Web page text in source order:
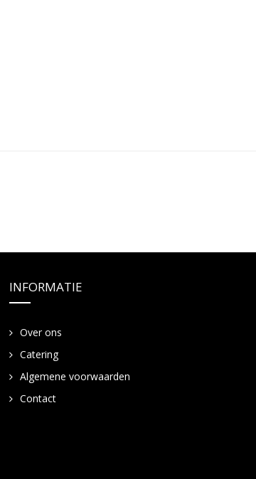
INFORMATIE
Over ons
Catering
Algemene voorwaarden
Contact